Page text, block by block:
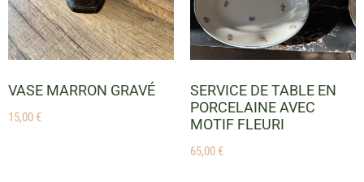
VASE MARRON GRAVÉ
15,00€
SERVICE DE TABLE EN
PORCELAINE AVEC
MOTIF FLEURI
65,00€